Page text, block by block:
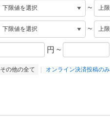
~
~
円 ~
その他の全て オンライン決済投稿のみ